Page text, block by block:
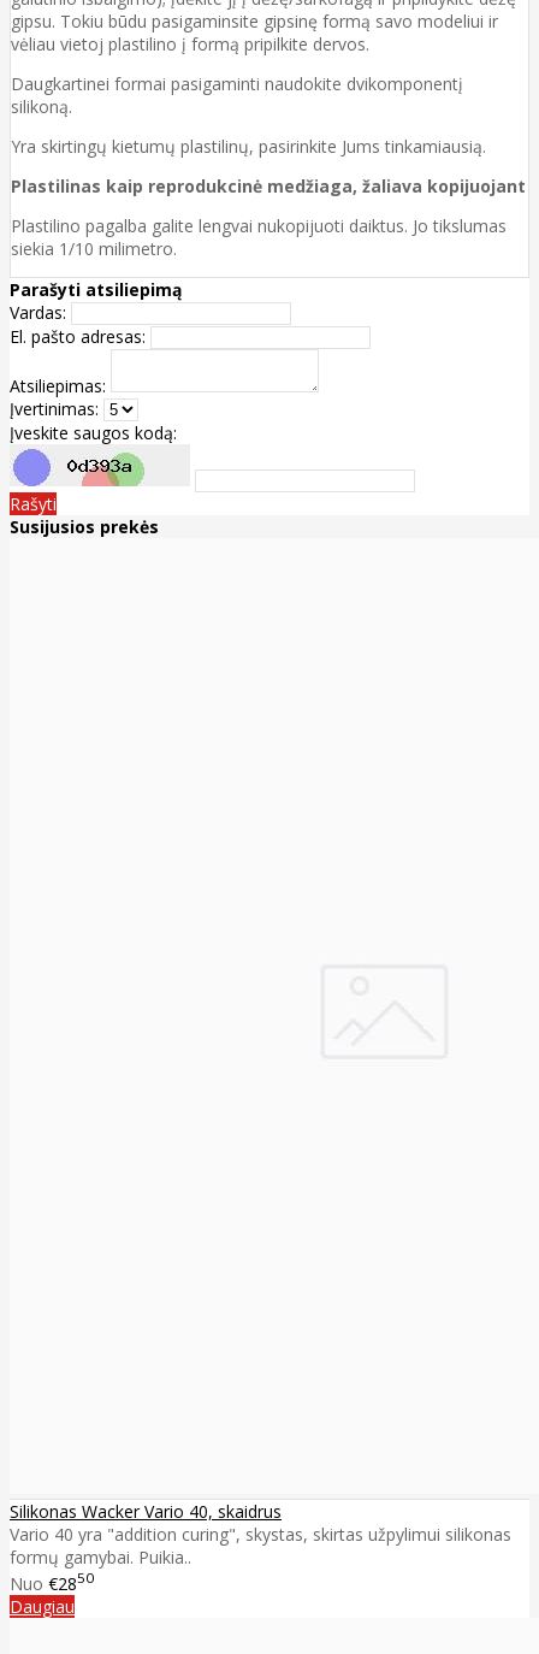
gipsu. Tokiu būdu pasigaminsite gipsinę formą savo modeliui ir
vėliau vietoj plastilino į formą pripilkite dervos.
Daugkartinei formai pasigaminti naudokite dvikomponentį
silikoną.
Yra skirtingų kietumų plastilinų, pasirinkite Jums tinkamiausią.
Plastilinas kaip reprodukcinė medžiaga, žaliava kopijuojant
Plastilino pagalba galite lengvai nukopijuoti daiktus. Jo tikslumas
siekia 1/10 milimetro.
Parašyti atsiliepimą
Vardas:
El. pašto adresas:
Atsiliepimas:
Įvertinimas:
Įveskite saugos kodą:
Rašyti
Susijusios prekės
Silikonas Wacker Vario 40, skaidrus
Vario 40 yra "addition curing", skystas, skirtas užpylimui silikonas
formų gamybai. Puikia..
Nuo €2850
Daugiau